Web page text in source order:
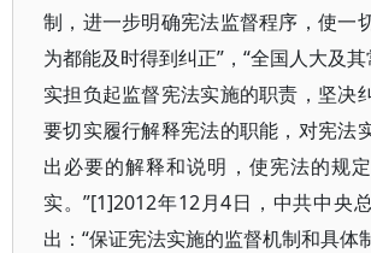
制，进一步明确宪法监督程序，使一
为都能及时得到纠正”，“全国人大及
实担负起监督宪法实施的职责，坚决
要切实履行解释宪法的职能，对宪法
出必要的解释和说明，使宪法的规
实。”[1]2012年12月4日，中共中央
出：“保证宪法实施的监督机制和具体